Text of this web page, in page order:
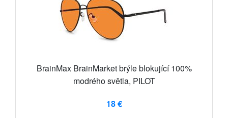
BrainMax BrainMarket brýle blokující 100%
modrého světla, PILOT
18 €